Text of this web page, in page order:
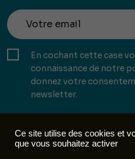
En cochant cette case
connaissance de notre
donnez votre
newsletter.
Ce site utilise des cookies et
que vous souhaitez activer